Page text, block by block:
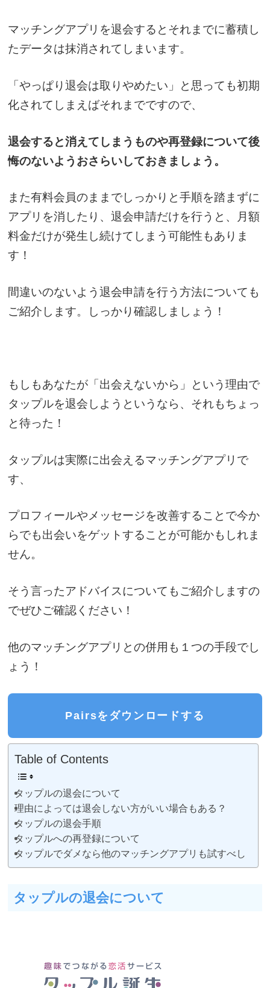
マッチングアプリを退会するとそれまでに蓄積し
たデータは抹消されてしまいます。
「やっぱり退会は取りやめたい」と思っても初期
化されてしまえばそれまでですので、
退会すると消えてしまうものや再登録について後
悔のないようおさらいしておきましょう。
また有料会員のままでしっかりと手順を踏まずに
アプリを消したり、退会申請だけを行うと、月額
料金だけが発生し続けてしまう可能性もありま
す！
間違いのないよう退会申請を行う方法についても
ご紹介します。しっかり確認しましょう！
もしもあなたが「出会えないから」という理由で
タップルを退会しようというなら、それもちょっ
と待った！
タップルは実際に出会えるマッチングアプリで
す、
プロフィールやメッセージを改善することで今か
らでも出会いをゲットすることが可能かもしれま
せん。
そう言ったアドバイスについてもご紹介しますの
でぜひご確認ください！
他のマッチングアプリとの併用も１つの手段でし
ょう！
Pairsをダウンロードする
Table of Contents
タップルの退会について
理由によっては退会しない方がいい場合もある？
タップルの退会手順
タップルへの再登録について
タップルでダメなら他のマッチングアプリも試すべし
タップルの退会について